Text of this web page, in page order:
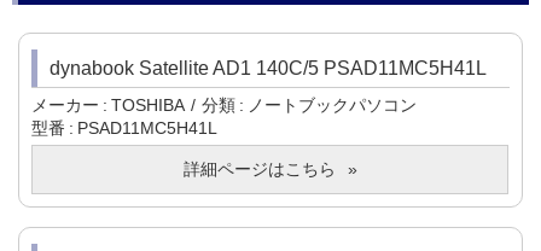
dynabook Satellite AD1 140C/5 PSAD11MC5H41L
メーカー TOSHIBA 分類
ノートブックパソコン
型番
PSAD11MC5H41L
詳細ページはこちら